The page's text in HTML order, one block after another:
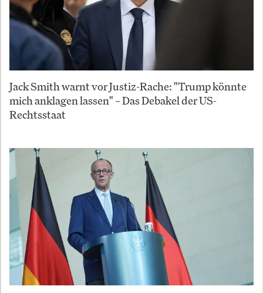
Jack Smith warnt vor Justiz-Rache: "Trump könnte
mich anklagen lassen" – Das Debakel der US-
Rechtsstaat